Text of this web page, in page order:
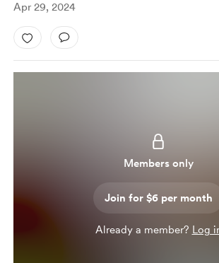
Apr 29, 2024
Members only
Join for $6 per month
Already a member? Log